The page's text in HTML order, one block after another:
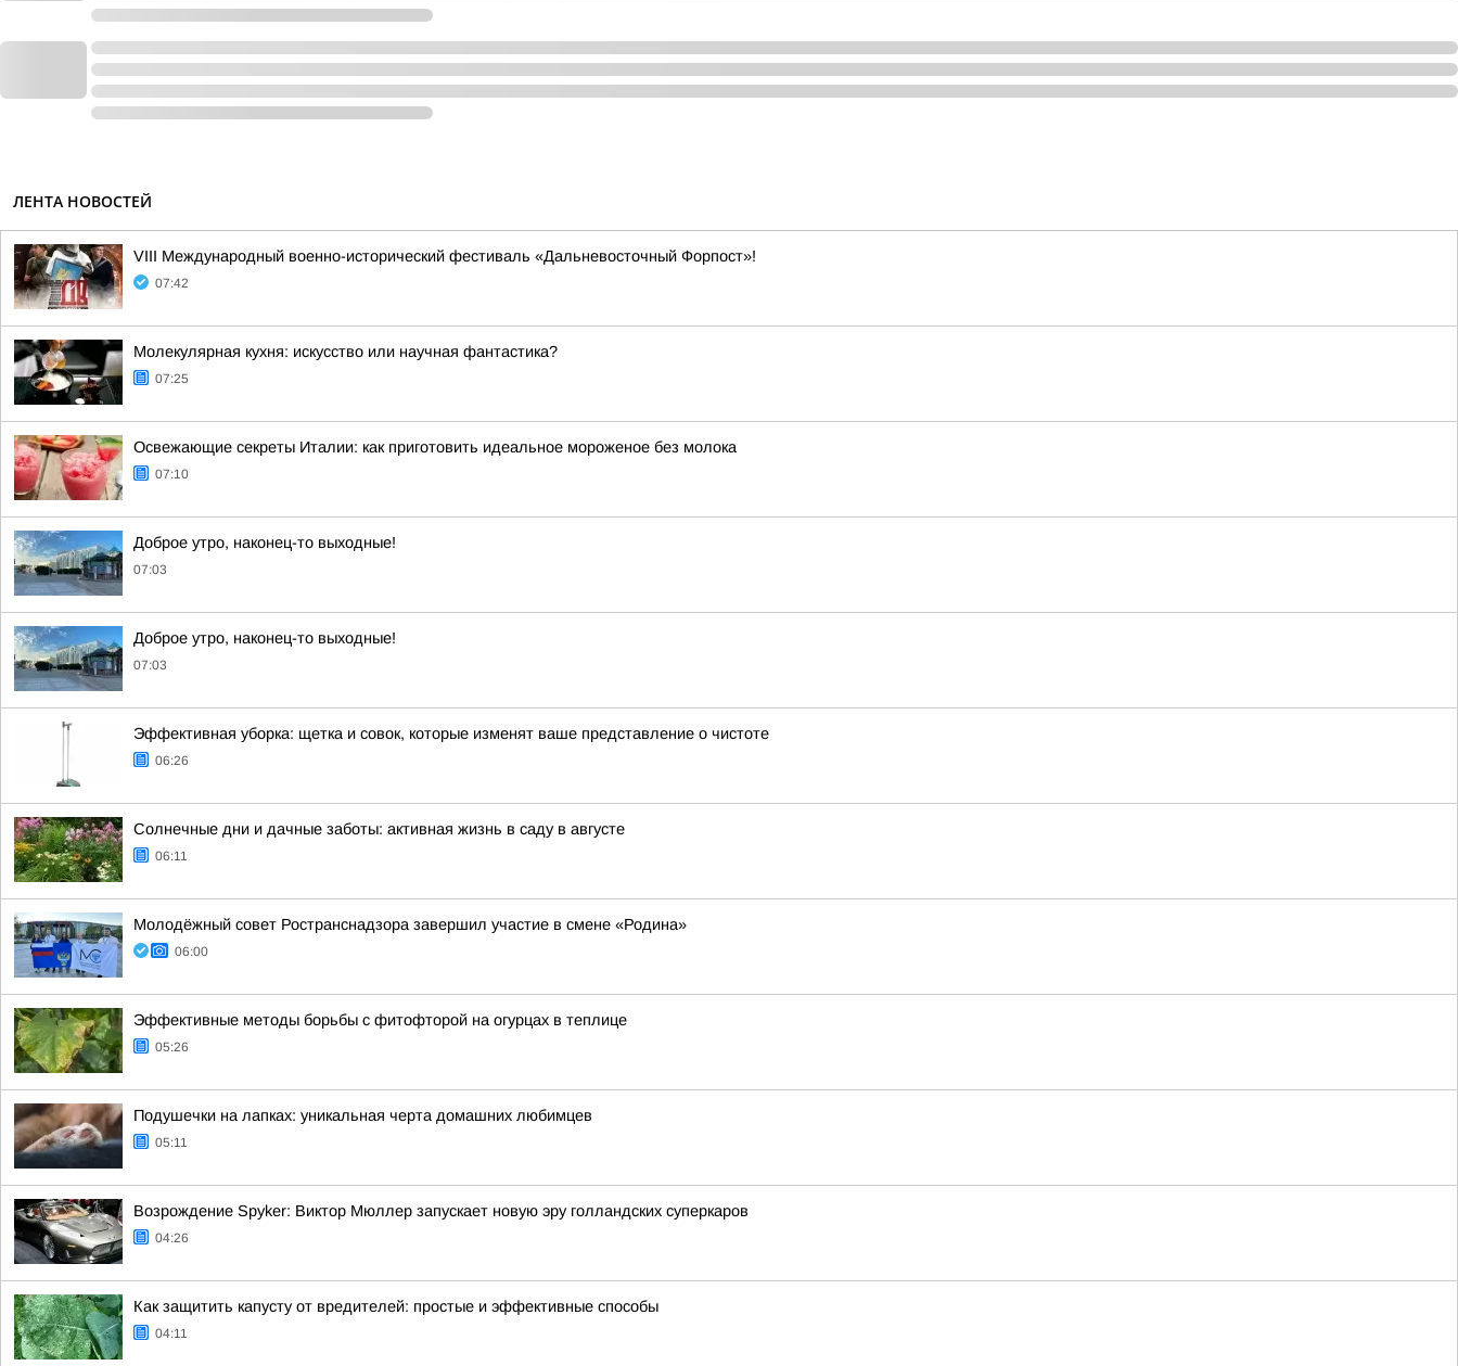
ЛЕНТА НОВОСТЕЙ
VIII Международный военно-исторический фестиваль «Дальневосточный Форпост»!
07:42
Молекулярная кухня: искусство или научная фантастика?
07:25
Освежающие секреты Италии: как приготовить идеальное мороженое без молока
07:10
Доброе утро, наконец-то выходные!
07:03
Доброе утро, наконец-то выходные!
07:03
Эффективная уборка: щетка и совок, которые изменят ваше представление о чистоте
06:26
Солнечные дни и дачные заботы: активная жизнь в саду в августе
06:11
Молодёжный совет Ространснадзора завершил участие в смене «Родина»
06:00
Эффективные методы борьбы с фитофторой на огурцах в теплице
05:26
Подушечки на лапках: уникальная черта домашних любимцев
05:11
Возрождение Spyker: Виктор Мюллер запускает новую эру голландских суперкаров
04:26
Как защитить капусту от вредителей: простые и эффективные способы
04:11